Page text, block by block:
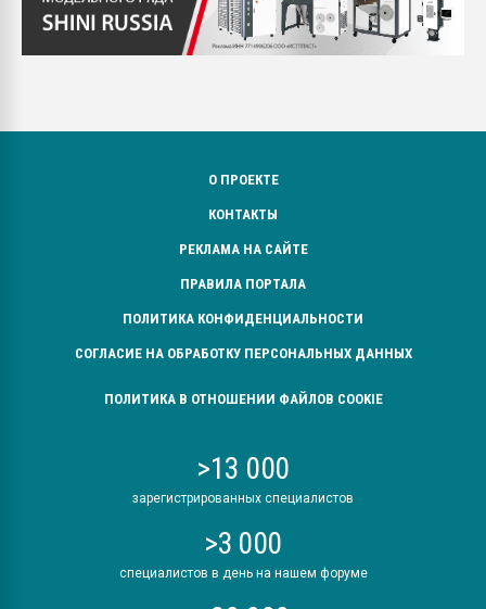
О ПРОЕКТЕ
КОНТАКТЫ
РЕКЛАМА НА САЙТЕ
ПРАВИЛА ПОРТАЛА
ПОЛИТИКА КОНФИДЕНЦИАЛЬНОСТИ
СОГЛАСИЕ НА ОБРАБОТКУ ПЕРСОНАЛЬНЫХ ДАННЫХ
ПОЛИТИКА В ОТНОШЕНИИ ФАЙЛОВ COOKIE
>13 000
зарегистрированных специалистов
>3 000
специалистов в день на нашем форуме